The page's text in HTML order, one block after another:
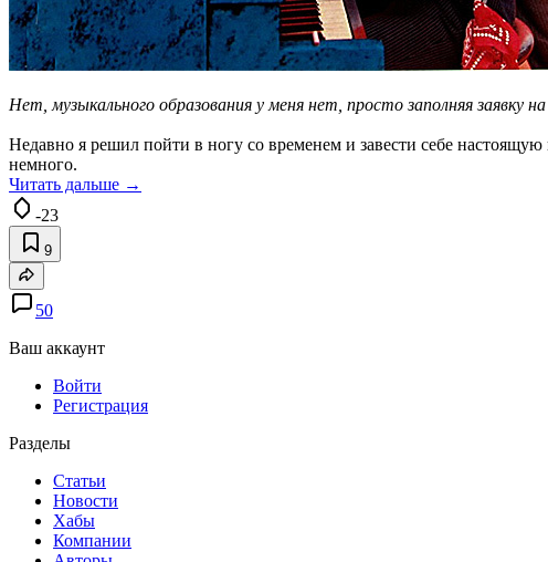
Нет, музыкального образования у меня нет, просто заполняя
Недавно я решил пойти в ногу со временем и завести себе
немного.
Читать дальше →
-23
9
50
Ваш аккаунт
Войти
Регистрация
Разделы
Статьи
Новости
Хабы
Компании